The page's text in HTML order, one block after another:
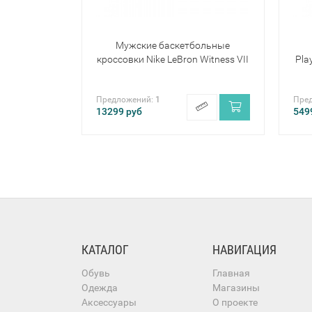
Мужские баскетбольные
кроссовки Nike LeBron Witness VII
Предложений: 1
13299руб
КАТАЛОГ
Обувь
Одежда
Аксессуары
НАВИГАЦИЯ
Главная
Магазины
О проекте